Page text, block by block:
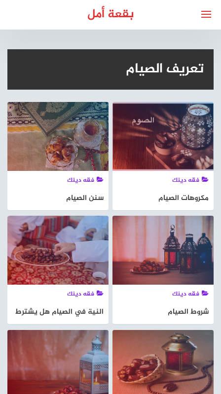
بقعة أمل
تعريف الصيام
فقه دينك
مكروهات الصيام
فقه دينك
سنن الصيام
فقه دينك
شروط الصيام
فقه دينك
النية في الصيام هل يشترط
التلفظ بها؟